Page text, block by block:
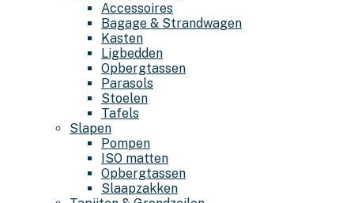
Accessoires
Bagage & Strandwagen
Kasten
Ligbedden
Opbergtassen
Parasols
Stoelen
Tafels
Slapen
Pompen
ISO matten
Opbergtassen
Slaapzakken